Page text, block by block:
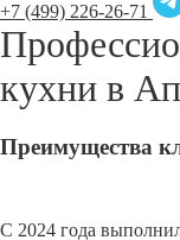
+7 (499) 226-26-71
кухни в
Преимущества
С 2024 года